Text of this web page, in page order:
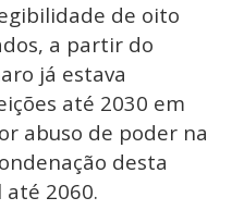
de oito
a partir do
já estava
até 2030 em
abuso de poder na
desta
2060.